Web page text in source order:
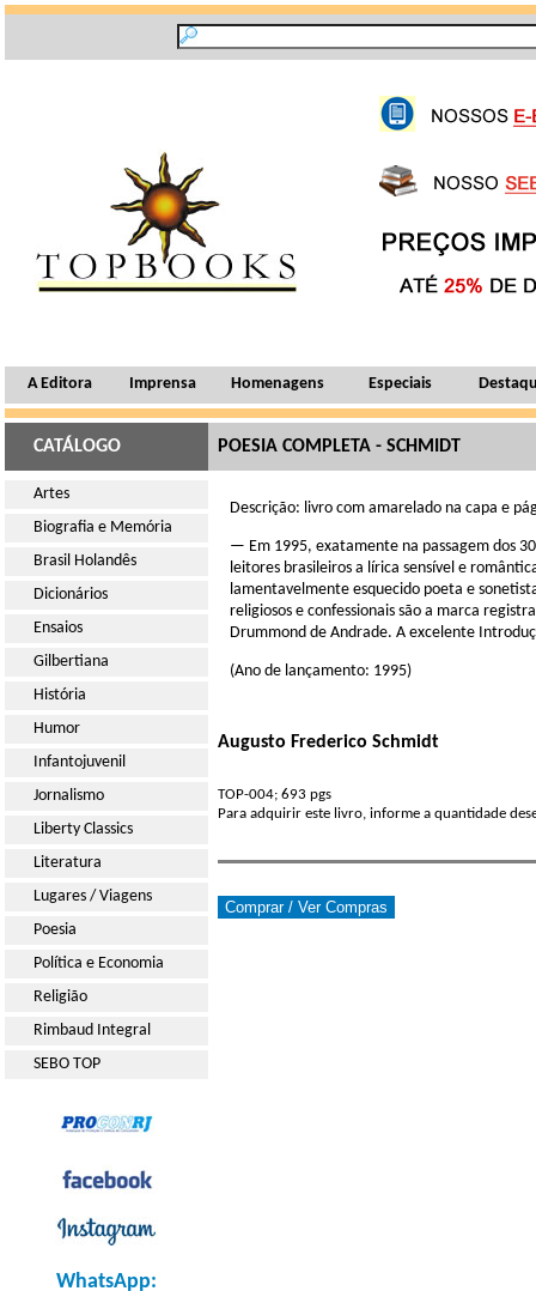
A Editora Imprensa Homenagens Especiais
CATÁLOGO POESIA COMPLETA - SCHMIDT
Artes
Biografia e Memória
Brasil Holandês
Dicionários
Ensaios
Gilbertiana
História
Humor
Infantojuvenil
Jornalismo
Liberty Classics
Literatura
Lugares / Viagens
Poesia
Política e Economia
Religião
Rimbaud Integral
SEBO TOP
WhatsApp:
Descrição: livro com amarelado na capa e
— Em 1995, exatamente na passagem dos
leitores brasileiros a lírica sensível e
lamentavelmente esquecido poeta e
religiosos e confessionais são a marca
Drummond de Andrade. A excelente
(Ano de lançamento: 1995)
Augusto Frederico Schmidt
TOP-004; 693 pgs
Para adquirir este livro, informe a quantidade